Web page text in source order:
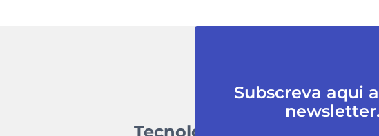
Tecnologia
Subscreva aqui
newsletter.